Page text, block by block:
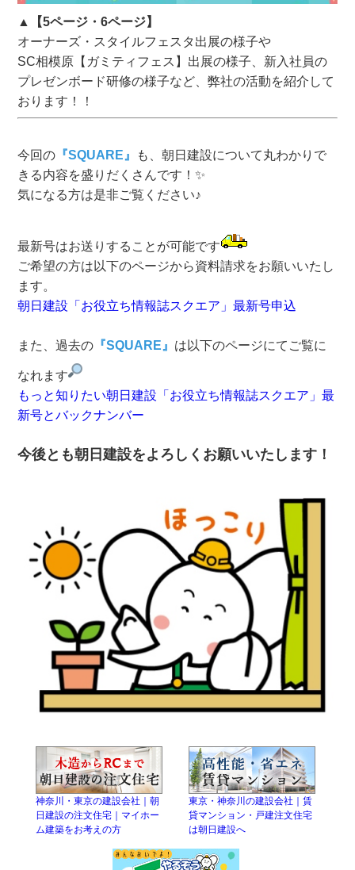
▲【5ページ・6ページ】
オーナーズ・スタイルフェスタ出展の様子や
SC相模原【ガミティフェス】出展の様子、新入社員の
プレゼンボード研修の様子など、弊社の活動を紹介して
おります！！
今回の『SQUARE』
も、朝日建設について丸わかりで
きる内容を盛りだくさんです！✨
気になる方は是非ご覧ください♪
最新号はお送りすることが可能です
ご希望の方は以下のページから資料請求をお願いいたし
ます。
朝日建設「お役立ち情報誌スクエア」最新号申込
また、過去の『SQUARE』 は以下のページにてご覧に
なれます
もっと知りたい朝日建設「お役立ち情報誌スクエア」最
新号とバックナンバー
今後とも朝日建設をよろしくお願いいたします！
神奈川・東京の建設会社｜朝
日建設の注文住宅｜マイホー
ム建築をお考えの方
東京・神奈川の建設会社｜賃
貸マンション・戸建注文住宅
は朝日建設へ